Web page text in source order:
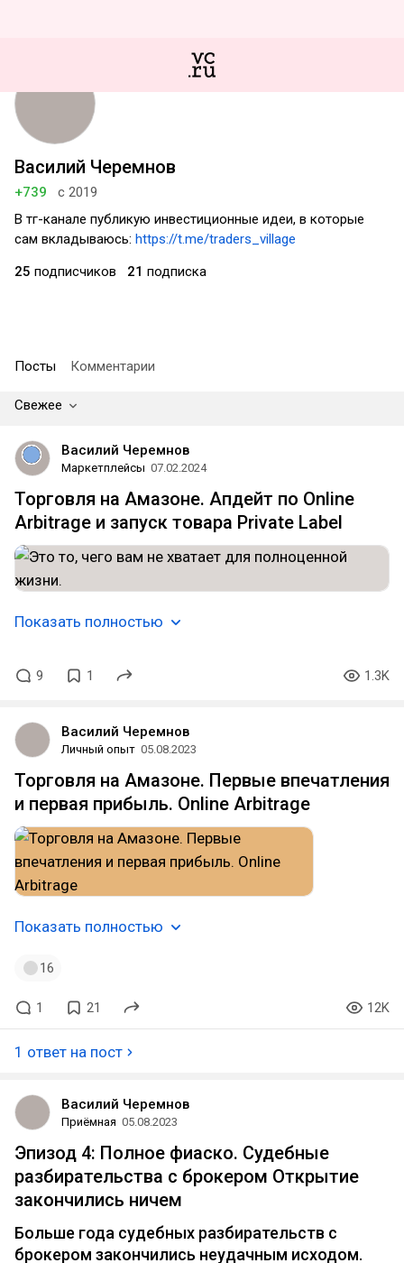
Василий Черемнов
+739
с 2019
В тг-канале публикую инвестиционные идеи, в которые
сам вкладываюсь: https://t.me/traders_village
25 подписчиков 21 подписка
Посты Комментарии
Свежее
Василий Черемнов
Маркетплейсы 07.02.2024
Торговля на Амазоне. Апдейт по Online
Arbitrage и запуск товара Private Label
Показать полностью
9 1 1.3K
Василий Черемнов
Личный опыт 05.08.2023
Торговля на Амазоне. Первые впечатления
и первая прибыль. Online Arbitrage
Показать полностью
16
1 21 12K
1 ответ на пост
Василий Черемнов
Приёмная 05.08.2023
Эпизод 4: Полное фиаско. Судебные
разбирательства с брокером Открытие
закончились ничем
Больше года судебных разбирательств с
брокером закончились неудачным исходом.